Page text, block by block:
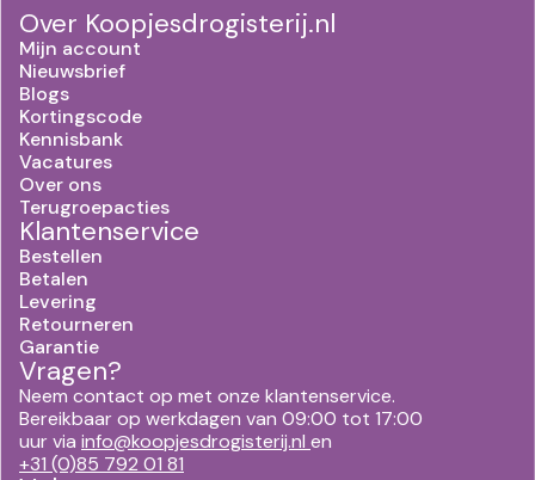
Over Koopjesdrogisterij.nl
Mijn account
Nieuwsbrief
Blogs
Kortingscode
Kennisbank
Vacatures
Over ons
Terugroepacties
Klantenservice
Bestellen
Betalen
Levering
Retourneren
Garantie
Vragen?
Neem contact op met onze klantenservice.
Bereikbaar op werkdagen van 09:00 tot 17:00
uur via info@koopjesdrogisterij.nl en
+31 (0)85 792 01 81